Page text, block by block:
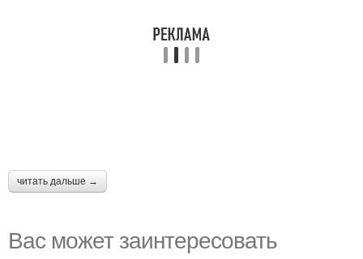
читать дальше →
Вас может заинтересовать